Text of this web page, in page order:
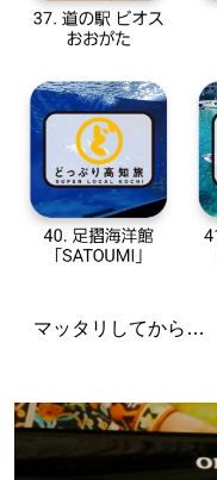
マッタリしてから…